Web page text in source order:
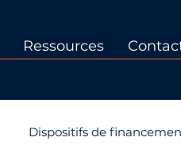
Ressources
Dispositifs de